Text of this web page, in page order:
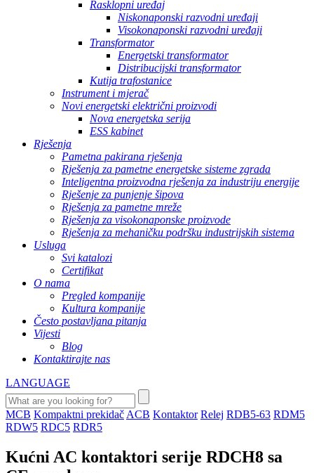
Rasklopni uređaj
Niskonaponski razvodni uređaji
Visokonaponski razvodni uređaji
Transformator
Energetski transformator
Distribucijski transformator
Kutija trafostanice
Instrument i mjerač
Novi energetski električni proizvodi
Nova energetska serija
ESS kabinet
Rješenja
Pametna pakirana rješenja
Rješenja za pametne energetske sisteme zgrada
Inteligentna proizvodna rješenja za industriju energije
Rješenje za punjenje šipova
Rješenja za pametne mreže
Rješenja za visokonaponske proizvode
Rješenja za mehaničku podršku industrijskih sistema
Usluga
Svi katalozi
Certifikat
O nama
Pregled kompanije
Kultura kompanije
Često postavljana pitanja
Vijesti
Blog
Kontaktirajte nas
LANGUAGE
MCB Kompaktni prekidač ACB Kontaktor Relej RDB5-63 RDM5
RDW5 RDC5 RDR5
Kućni AC kontaktori serije RDCH8 sa